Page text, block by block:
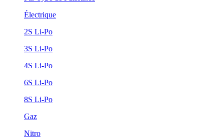
Électrique
2S Li-Po
3S Li-Po
4S Li-Po
6S Li-Po
8S Li-Po
Gaz
Nitro